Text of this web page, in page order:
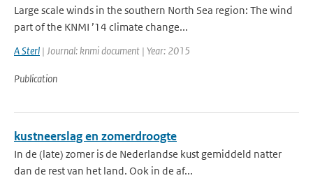
Large scale winds in the southern North Sea region: The wind
part of the KNMI ’14 climate change...
A Sterl | Journal: knmi document | Year: 2015
Publication
kustneerslag en zomerdroogte
In de (late) zomer is de Nederlandse kust gemiddeld natter
dan de rest van het land. Ook in de af...